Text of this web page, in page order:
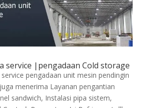
service |pengadaan Cold storage
pengadaan unit mesin pendingin
menerima Layanan pengantian
sandwich, Instalasi pipa sistem,